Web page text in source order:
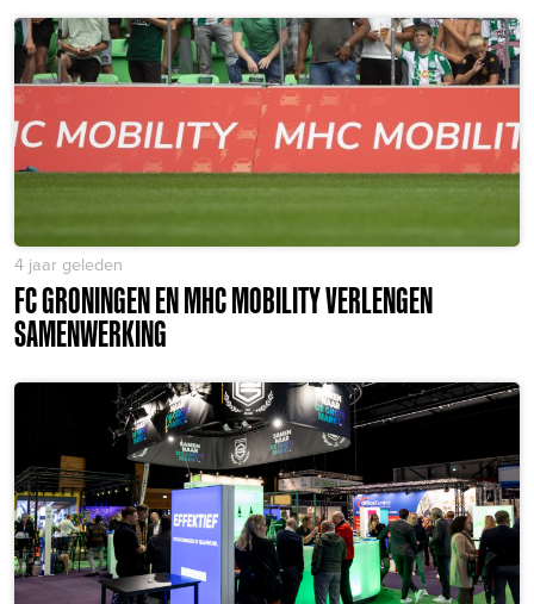
4 jaar geleden
FC GRONINGEN EN MHC MOBILITY VERLENGEN
SAMENWERKING